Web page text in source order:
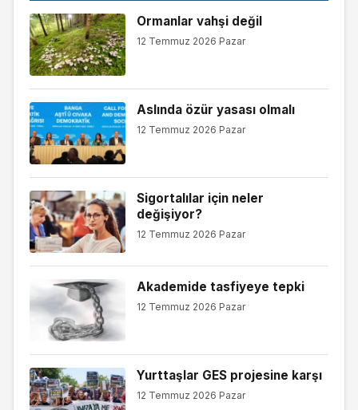
Ormanlar vahşi değil
12 Temmuz 2026 Pazar
Aslında özür yasası olmalı
12 Temmuz 2026 Pazar
Sigortalılar için neler
değişiyor?
12 Temmuz 2026 Pazar
Akademide tasfiyeye tepki
12 Temmuz 2026 Pazar
Yurttaşlar GES projesine karşı
12 Temmuz 2026 Pazar